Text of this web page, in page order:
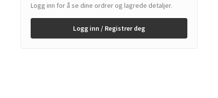
Logg inn for å se dine ordrer og lagrede detaljer.
Logg inn / Registrer deg